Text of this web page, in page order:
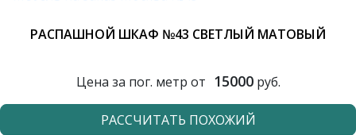
РАСПАШНОЙ ШКАФ №43 СВЕТЛЫЙ МАТОВЫЙ
Цена за пог. метр от 15000руб.
РАССЧИТАТЬ ПОХОЖИЙ